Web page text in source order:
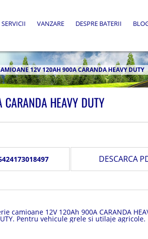
SERVICII VANZARE DESPRE BATERII
12V 120AH 900A CARANDA HEAVY DUTY
HEAVY DUTY
DESCARCA
camioane 12V 120Ah 900A CARANDA
Pentru vehicule grele si utilaje agricole.
Anduranta sporita. Garantie 2 ani.